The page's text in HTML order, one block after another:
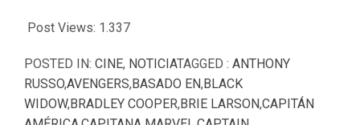
Post Views: 1.337
POSTED IN: CINE, NOTICIATAGGED : ANTHONY
RUSSO,AVENGERS,BASADO EN,BLACK
WIDOW,BRADLEY COOPER,BRIE LARSON,CAPITÁN